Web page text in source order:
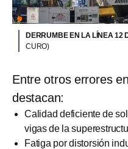
DERRUMBE EN LA LÍNEA 12
CURO)
Entre otros errores
destacan:
Calidad deficiente de
vigas de la
Fatiga por distorsión